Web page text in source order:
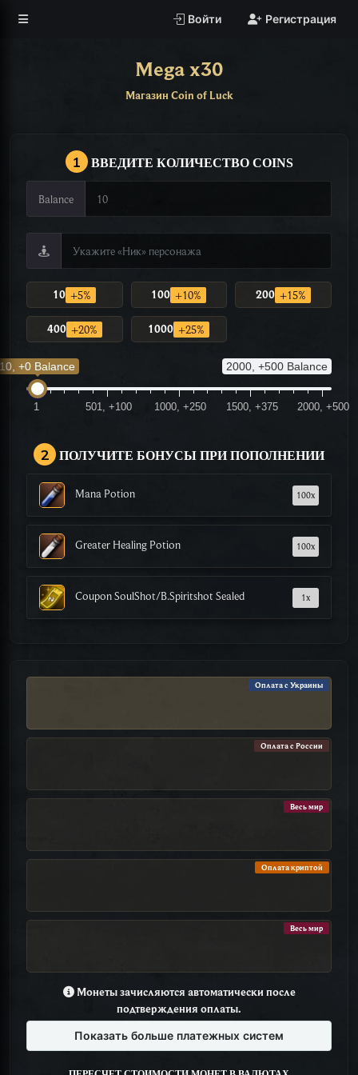
Войти Регистрация
Mega x30
Магазин Coin of Luck
1 ВВЕДИТЕ КОЛИЧЕСТВО COINS
Balance
10 +5% 100 +10% 200 +15%
400 +20% 1000 +25%
2000, +500 Balance
10, +0 Balance
1 501, +100 1000, +250 1500, +375 2000, +500
2 ПОЛУЧИТЕ БОНУСЫ ПРИ ПОПОЛНЕНИИ
Mana Potion 100x
Greater Healing Potion 100x
Coupon SoulShot/B.Spiritshot Sealed 1x
Оплата с Украины
Весь мир
Оплата с России
Оплата криптой
Весь мир
Монеты зачисляются автоматически после
подтверждения оплаты.
Показать больше платежных систем